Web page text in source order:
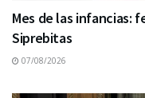
Mes de las infancias:
Siprebitas
07/08/2026